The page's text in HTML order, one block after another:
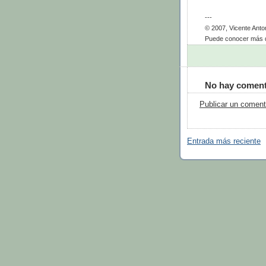
---
© 2007, Vicente
Puede conocer más
No hay
Publicar un
Entrada más reciente